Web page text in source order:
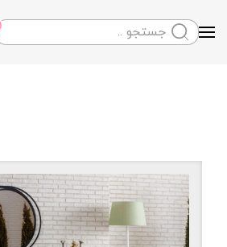
Skip to main content